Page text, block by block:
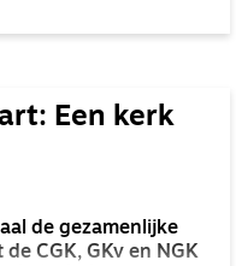
Een kerk
de gezamenlijke
CGK, GKv en NGK